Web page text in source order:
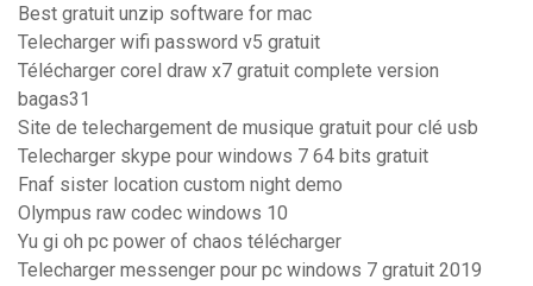
Best gratuit unzip software for mac
Telecharger wifi password v5 gratuit
Télécharger corel draw x7 gratuit complete version
bagas31
Site de telechargement de musique gratuit pour clé usb
Telecharger skype pour windows 7 64 bits gratuit
Fnaf sister location custom night demo
Olympus raw codec windows 10
Yu gi oh pc power of chaos télécharger
Telecharger messenger pour pc windows 7 gratuit 2019